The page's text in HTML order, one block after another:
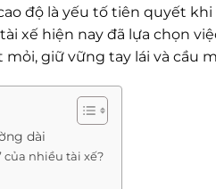
độ là yếu tố tiên quyết
xế hiện nay đã lựa chọn
giữ vững tay lái và cầu
dài
của nhiều tài xế?